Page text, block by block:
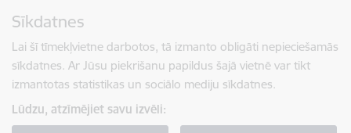
Sīkdatnes
Lai šī tīmekļvietne darbotos, tā izmanto obligāti nepieciešamās
sīkdatnes. Ar Jūsu piekrišanu papildus šajā vietnē var tikt
izmantotas statistikas un sociālo mediju sīkdatnes.
Lūdzu, atzīmējiet savu izvēli: